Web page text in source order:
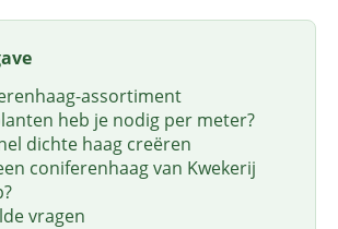
assortiment
heb je nodig per meter?
dichte haag creëren
coniferenhaag van Kwekerij
vragen